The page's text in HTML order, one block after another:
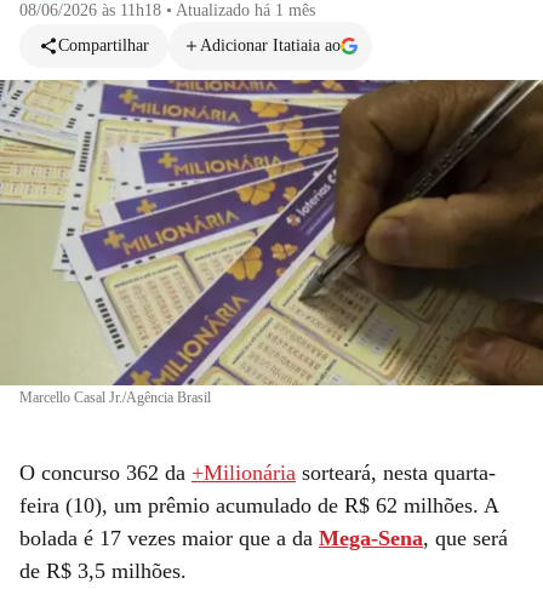
08/06/2026 às 11h18 • Atualizado há 1 mês
Compartilhar
Adicionar Itatiaia ao
Marcello Casal Jr./Agência Brasil
O concurso 362 da +Milionária sorteará, nesta quarta-
feira (10), um prêmio acumulado de R$ 62 milhões. A
bolada é 17 vezes maior que a da Mega-Sena, que será
de R$ 3,5 milhões.